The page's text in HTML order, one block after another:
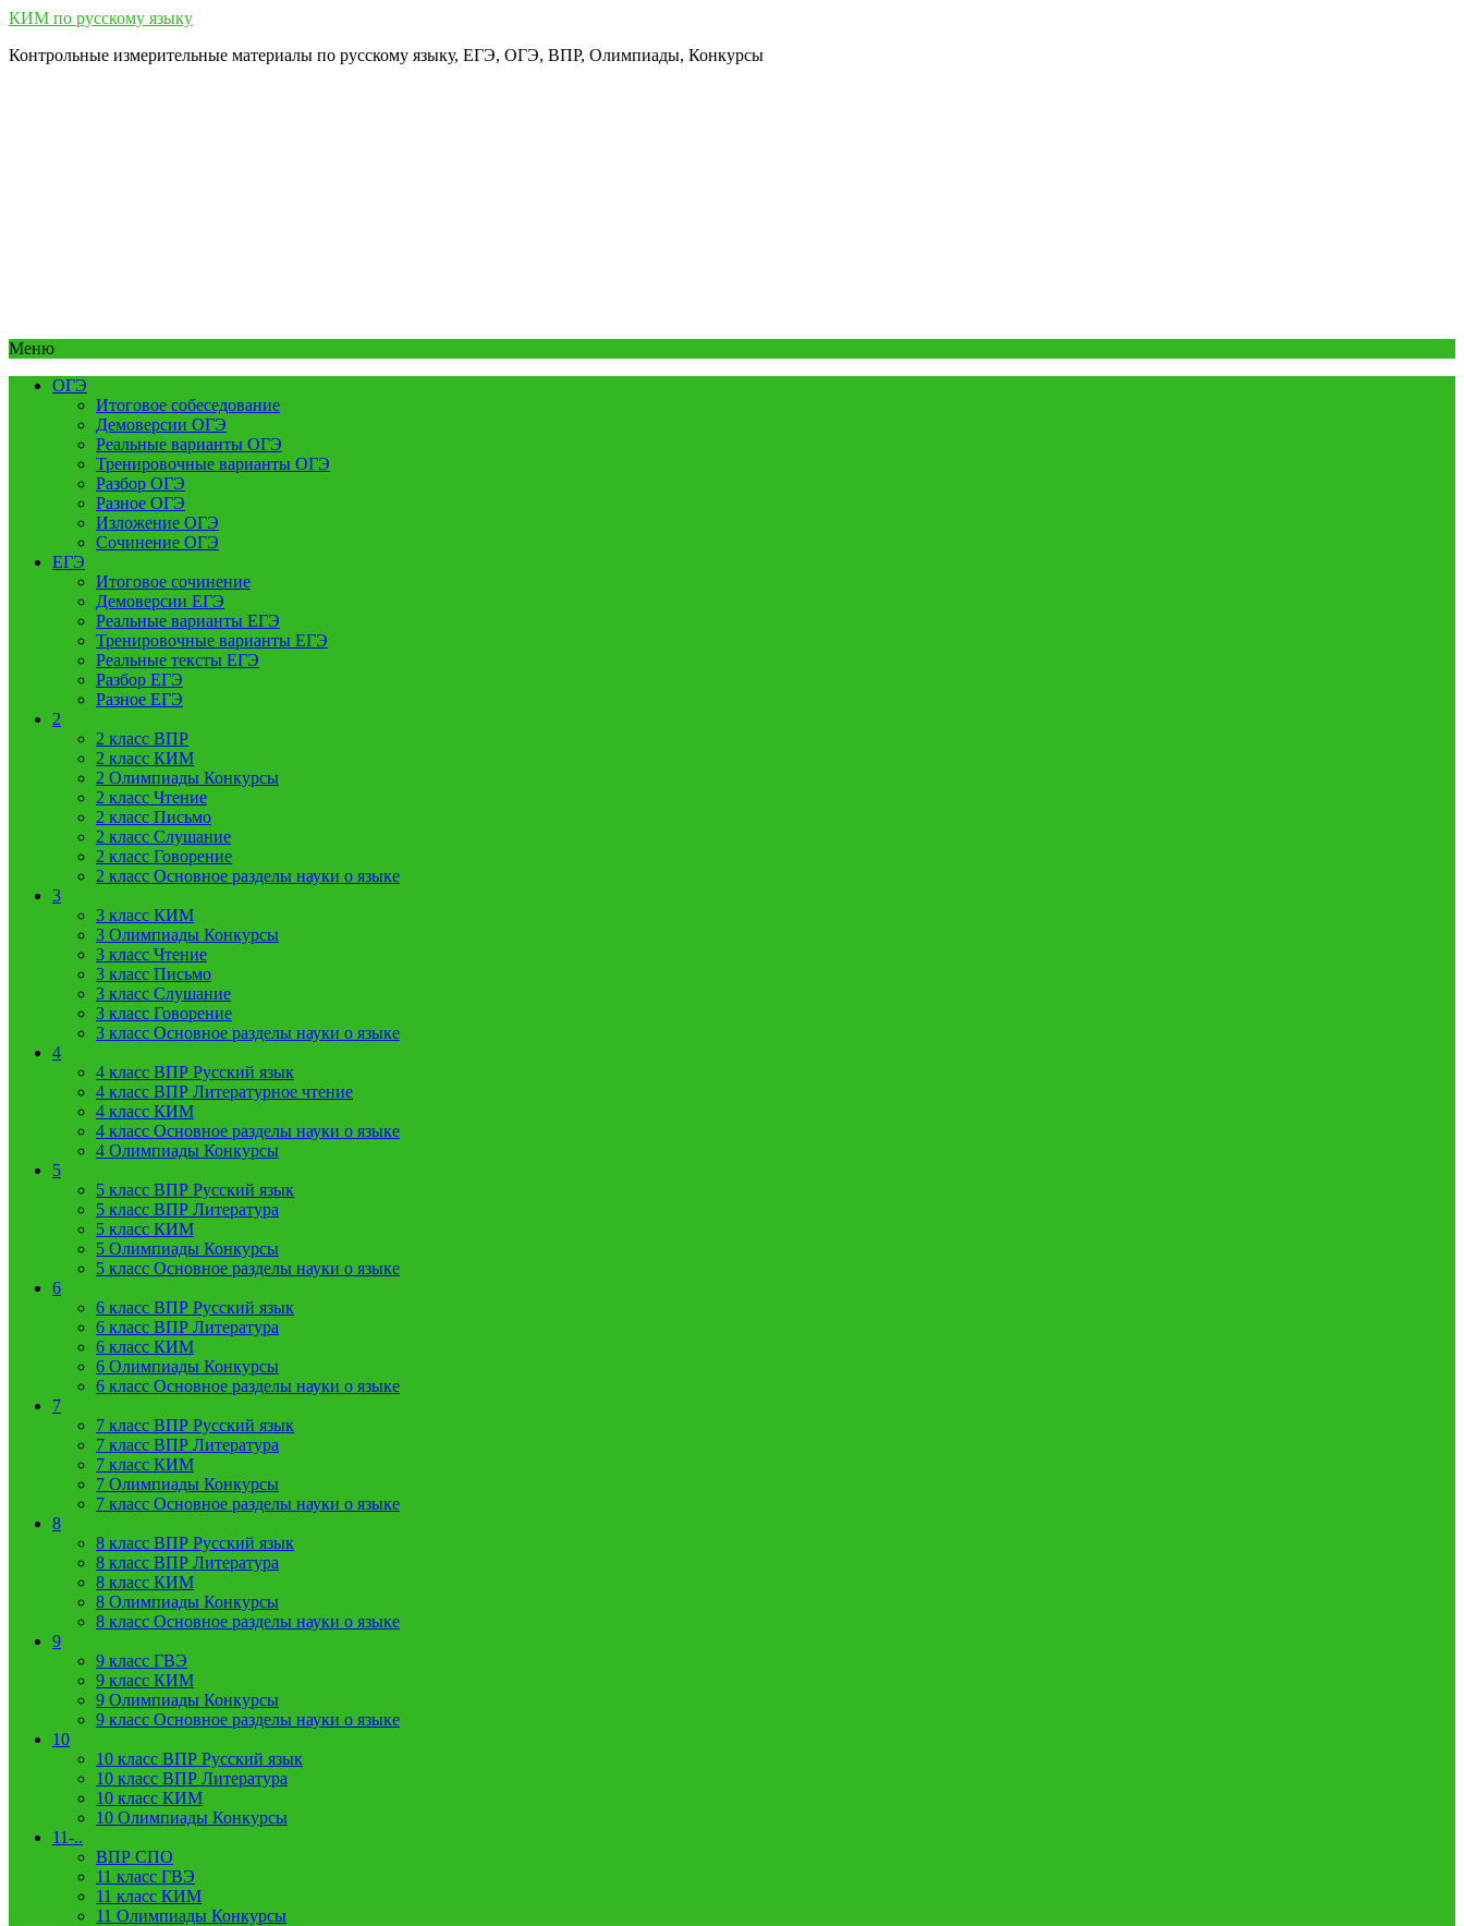
КИМ по русскому языку
Контрольные измерительные материалы по русскому языку, ЕГЭ, ОГЭ, ВПР, Олимпиады, Конкурсы
Меню
ОГЭ
Итоговое собеседование
Демоверсии ОГЭ
Реальные варианты ОГЭ
Тренировочные варианты ОГЭ
Разбор ОГЭ
Разное ОГЭ
Изложение ОГЭ
Сочинение ОГЭ
ЕГЭ
Итоговое сочинение
Демоверсии ЕГЭ
Реальные варианты ЕГЭ
Тренировочные варианты ЕГЭ
Реальные тексты ЕГЭ
Разбор ЕГЭ
Разное ЕГЭ
2
2 класс ВПР
2 класс КИМ
2 Олимпиады Конкурсы
2 класс Чтение
2 класс Письмо
2 класс Слушание
2 класс Говорение
2 класс Основное разделы науки о языке
3
3 класс КИМ
3 Олимпиады Конкурсы
3 класс Чтение
3 класс Письмо
3 класс Слушание
3 класс Говорение
3 класс Основное разделы науки о языке
4
4 класс ВПР Русский язык
4 класс ВПР Литературное чтение
4 класс КИМ
4 класс Основное разделы науки о языке
4 Олимпиады Конкурсы
5
5 класс ВПР Русский язык
5 класс ВПР Литература
5 класс КИМ
5 Олимпиады Конкурсы
5 класс Основное разделы науки о языке
6
6 класс ВПР Русский язык
6 класс ВПР Литература
6 класс КИМ
6 Олимпиады Конкурсы
6 класс Основное разделы науки о языке
7
7 класс ВПР Русский язык
7 класс ВПР Литература
7 класс КИМ
7 Олимпиады Конкурсы
7 класс Основное разделы науки о языке
8
8 класс ВПР Русский язык
8 класс ВПР Литература
8 класс КИМ
8 Олимпиады Конкурсы
8 класс Основное разделы науки о языке
9
9 класс ГВЭ
9 класс КИМ
9 Олимпиады Конкурсы
9 класс Основное разделы науки о языке
10
10 класс ВПР Русский язык
10 класс ВПР Литература
10 класс КИМ
10 Олимпиады Конкурсы
11-..
ВПР СПО
11 класс ГВЭ
11 класс КИМ
11 Олимпиады Конкурсы